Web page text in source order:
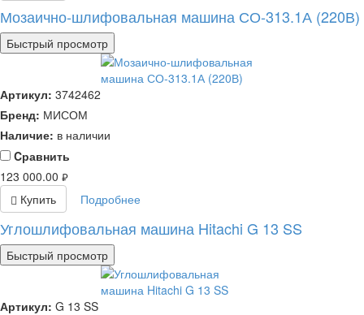
Мозаично-шлифовальная машина СО-313.1А (220В)
Быстрый просмотр
Артикул: 3742462
Бренд: МИСОМ
Наличие: в наличии
Cравнить
123 000.00 руб.
Купить Подробнее
Углошлифовальная машина Hitachi G 13 SS
Быстрый просмотр
Артикул: G 13 SS